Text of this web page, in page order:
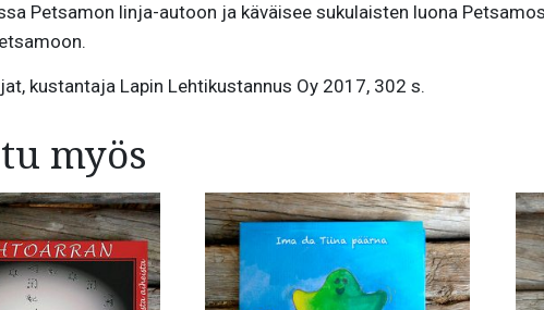
Petsamon linja-autoon ja käväisee sukulaisten luona
kustantaja Lapin Lehtikustannus Oy 2017, 302 s.
myös